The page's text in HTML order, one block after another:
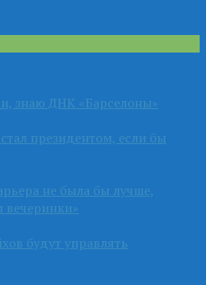
знаю ДНК «Барселоны»
президентом, если бы
не была бы лучше,
вечеринки»
будут управлять